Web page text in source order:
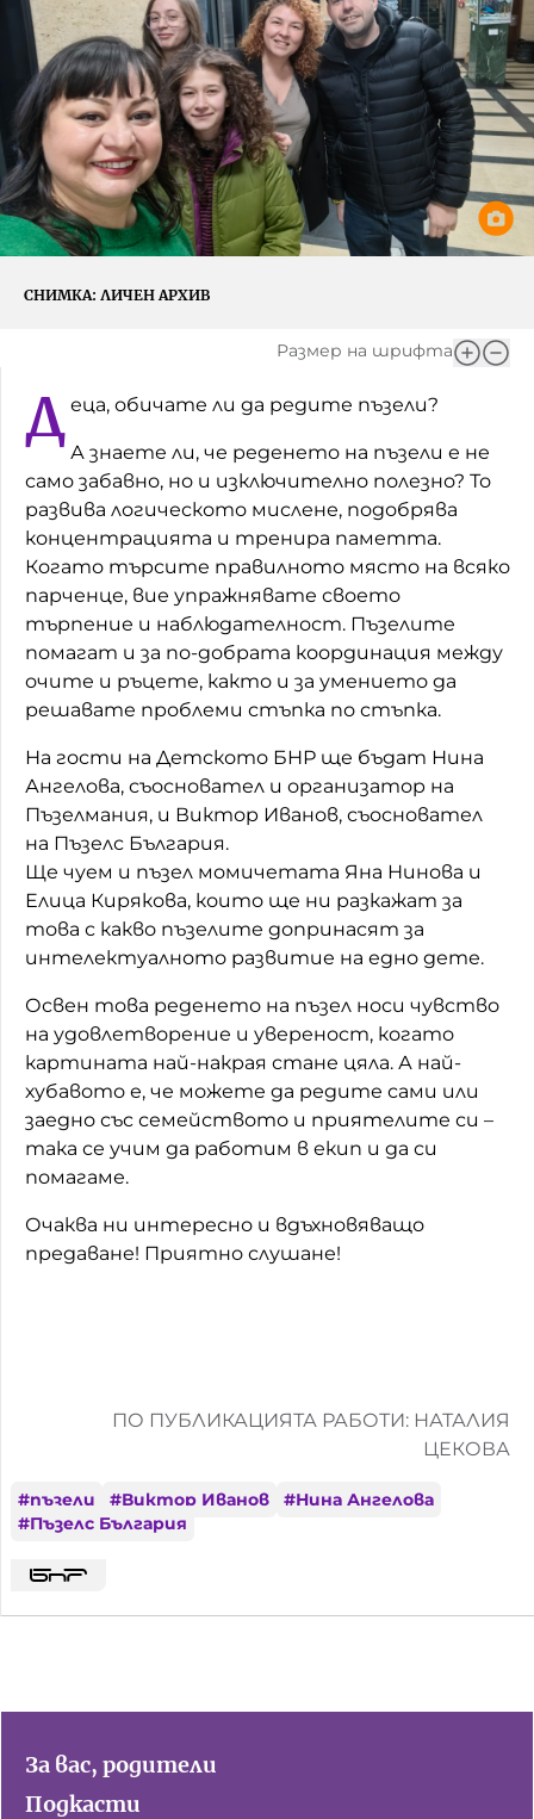
Фантазирай
Приказки
История на изкуството
Музикална кутийка
От соул до рокендрол
Златната ябълка
Непознатите думи
Като Айнщайн
Домашен любимец
Питаме Ви
До ре ми
Игри
Кои сме ние?
За вас, родители
БНР
БНР Новини
Архивен фонд на БНР
СНИМКА: ЛИЧЕН АРХИВ
Размер на шрифта
Д еца, обичате ли да редите пъзели?
А знаете ли, че реденето на пъзели е не
само забавно, но и изключително полезно? То
развива логическото мислене, подобрява
концентрацията и тренира паметта.
Когато търсите правилното място на всяко
парченце, вие упражнявате своето
търпение и наблюдателност. Пъзелите
помагат и за по-добрата координация между
очите и ръцете, както и за умението да
решавате проблеми стъпка по стъпка.
На гости на Детското БНР ще бъдат Нина
Ангелова, съосновател и организатор на
Пъзелмания, и Виктор Иванов, съосновател
на Пъзелс България.
Ще чуем и пъзел момичетата Яна Нинова и
Елица Кирякова, които ще ни разкажат за
това с какво пъзелите допринасят за
интелектуалното развитие на едно дете.
Освен това реденето на пъзел носи чувство
на удовлетворение и увереност, когато
картината най-накрая стане цяла. А най-
хубавото е, че можете да редите сами или
заедно със семейството и приятелите си –
така се учим да работим в екип и да си
помагаме.
Очаква ни интересно и вдъхновяващо
предаване! Приятно слушане!
ПО ПУБЛИКАЦИЯТА РАБОТИ: НАТАЛИЯ
ЦЕКОВА
#пъзели #Виктор Иванов #Нина Ангелова
#Пъзелс България
За вас, родители
Подкасти